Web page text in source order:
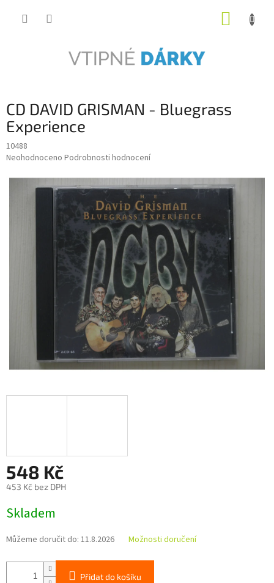
CD DAVID GRISMAN - Bluegrass
Experience
10488
Průměrné
produktu
Neohodnoceno Podrobnosti hodnocení
548 Kč
453 Kč bez DPH
cena:
Skladem
Můžeme doručit do: 11.8.2026 Možnosti doručení
Přidat do košíku